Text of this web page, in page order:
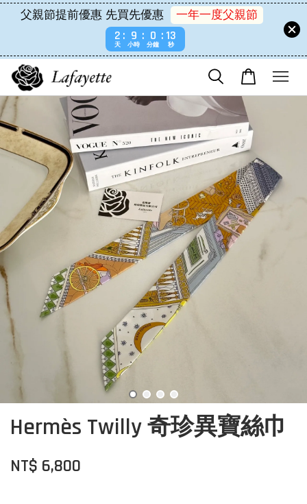
父親節提前優惠 先買先優惠
一年一度父親節
2
天
9
小時
0
分鐘
12
秒
Hermès Twilly 奇珍異寶絲巾
NT$ 6,800